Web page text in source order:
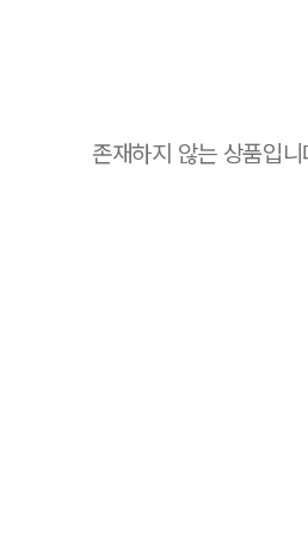
존재하지 않는 상품입니